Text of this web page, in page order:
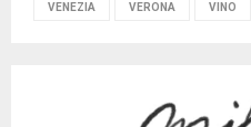
VENEZIA VERONA VINO